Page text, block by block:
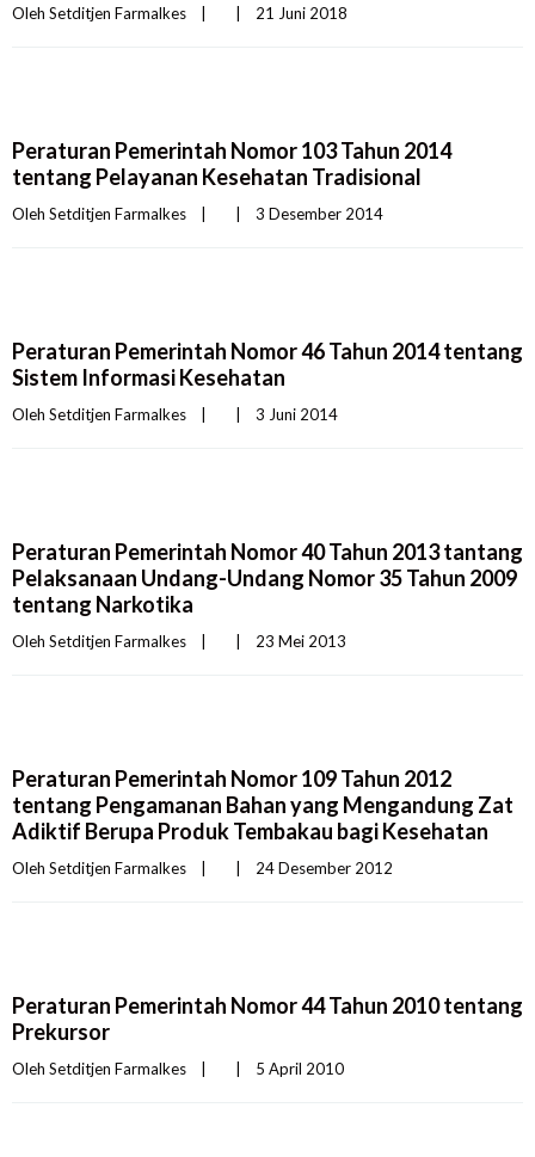
Oleh Setditjen Farmalkes 21 Juni 2018
Peraturan Pemerintah Nomor 103 Tahun 2014
tentang Pelayanan Kesehatan Tradisional
Oleh Setditjen Farmalkes 3 Desember 2014
Peraturan Pemerintah Nomor 46 Tahun 2014 tentang
Sistem Informasi Kesehatan
Oleh Setditjen Farmalkes 3 Juni 2014
Peraturan Pemerintah Nomor 40 Tahun 2013 tantang
Pelaksanaan Undang-Undang Nomor 35 Tahun 2009
tentang Narkotika
Oleh Setditjen Farmalkes 23 Mei 2013
Peraturan Pemerintah Nomor 109 Tahun 2012
tentang Pengamanan Bahan yang Mengandung Zat
Adiktif Berupa Produk Tembakau bagi Kesehatan
Oleh Setditjen Farmalkes 24 Desember 2012
Peraturan Pemerintah Nomor 44 Tahun 2010 tentang
Prekursor
Oleh Setditjen Farmalkes 5 April 2010